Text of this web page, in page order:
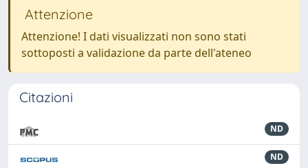
Attenzione
Attenzione! I dati visualizzati non sono stati
sottoposti a validazione da parte dell'ateneo
Citazioni
ND
ND